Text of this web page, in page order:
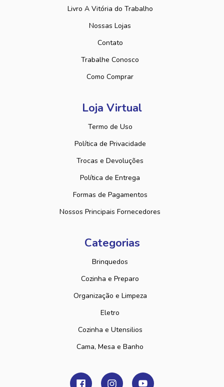
Livro A Vitória do Trabalho
Nossas Lojas
Contato
Trabalhe Conosco
Como Comprar
Loja Virtual
Termo de Uso
Política de Privacidade
Trocas e Devoluções
Política de Entrega
Formas de Pagamentos
Nossos Principais Fornecedores
Categorias
Brinquedos
Cozinha e Preparo
Organização e Limpeza
Eletro
Cozinha e Utensilios
Cama, Mesa e Banho